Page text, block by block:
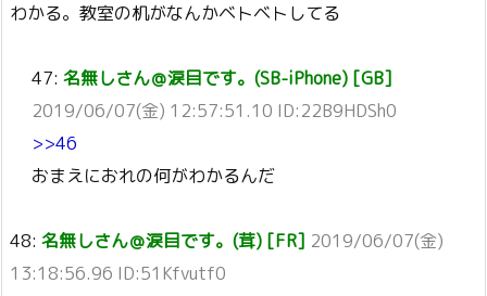
わかる。教室の机がなんかベトベトしてる
47: 名無しさん＠涙目です。(SB-iPhone) [GB]
2019/06/07(金) 12:57:51.10 ID:22B9HDSh0
>>46
おまえにおれの何がわかるんだ
48: 名無しさん＠涙目です。(茸) [FR] 2019/06/07(金)
13:18:56.96 ID:51Kfvutf0